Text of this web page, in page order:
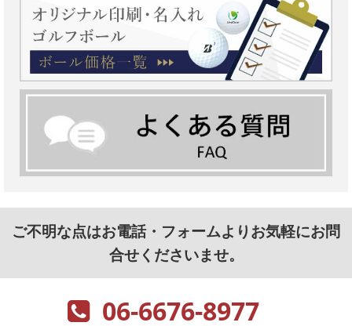
ご不明な点はお電話・フォームよりお気軽にお問
合せくださいませ。
06-6676-8977